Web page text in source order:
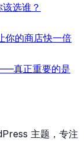
选谁？
的商店快一倍
真正重要的是
主题，专注